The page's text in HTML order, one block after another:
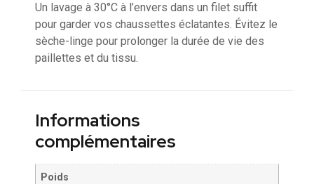
Un lavage à 30°C à l’envers dans un filet suffit
pour garder vos chaussettes éclatantes. Évitez le
sèche-linge pour prolonger la durée de vie des
paillettes et du tissu.
Informations
complémentaires
Poids